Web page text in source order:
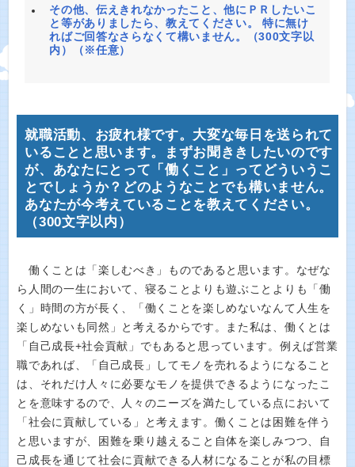
その他、伝えきれなかったこと、他にＰＲしたいこ
と等がありましたら、教えてください。 特に無け
ればご回答なさらなくて構いません。（300文字以
内）（※任意）
就職活動、お疲れ様です。大変な毎日を送られて
いることと思います。まずお聞ききしたいのです
が、あなたにとって「働くこと」ってどういうこ
とでしょうか？どのようなことでも構いません。
あなたが今考えていることを教えてください。
（300文字以内）
働くことは「楽しむべき」ものであると思います。なぜな
ら人間の一生において、寝ることよりも遊ぶことよりも「働
く」時間の方が長く、「働くことを楽しめないなんて人生を
楽しめないも同然」と考えるからです。また私は、働くとは
「自己成長+社会貢献」でもあると思っています。例えば営業
職であれば、「自己成長」してモノを売れるようになること
は、それだけ人々に必要なモノを提供できるようになったこ
とを意味するので、人々のニーズを満たしている点において
「社会に貢献している」と考えます。働くことは困難を伴う
と思いますが、困難を乗り越えること自体を楽しみつつ、自
己成長を通じて社会に貢献できる人材になることが私の目標